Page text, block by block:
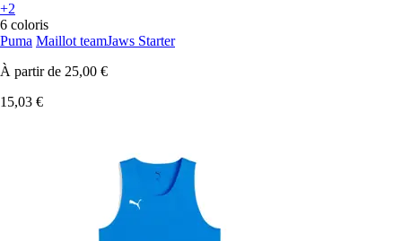
+2
6 coloris
Puma Maillot teamJaws Starter
À partir de 25,00 €
15,03 €